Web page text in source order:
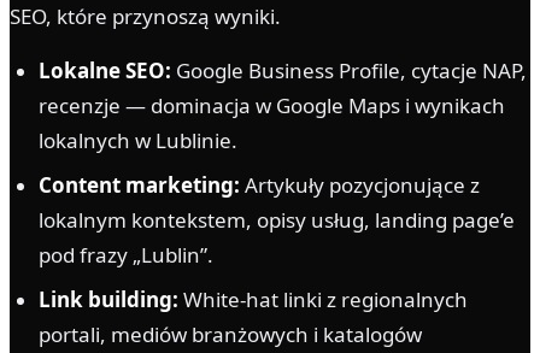
SEO, które przynoszą wyniki.
Lokalne SEO: Google Business Profile, cytacje NAP,
recenzje — dominacja w Google Maps i wynikach
lokalnych w Lublinie.
Content marketing: Artykuły pozycjonujące z
lokalnym kontekstem, opisy usług, landing page’e
pod frazy „Lublin”.
Link building: White-hat linki z regionalnych
portali, mediów branżowych i katalogów